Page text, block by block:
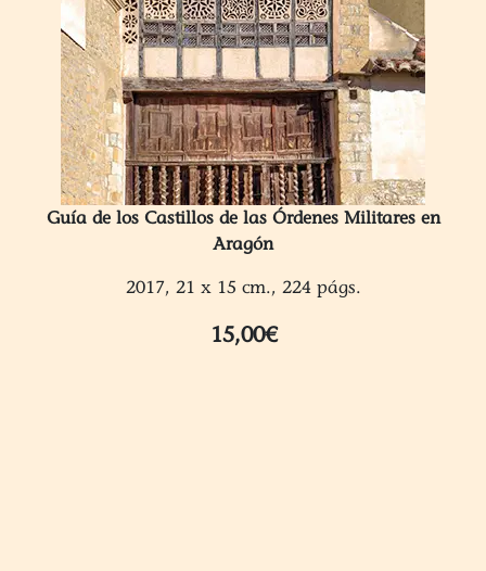
Guía de los Castillos de las Órdenes Militares en
Aragón
2017, 21 x 15 cm., 224 págs.
15,00€